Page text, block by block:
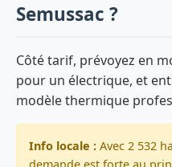
Semussac ?
Côté tarif, prévoyez en
pour un électrique, et
modèle thermique
Info locale : Avec 2 532